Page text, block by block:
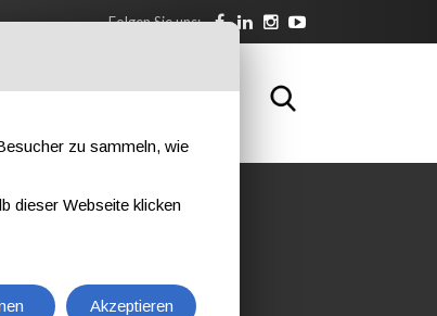
Folgen Sie uns:
KONTAKTIEREN SIE UNS
zu sammeln, wie
dieser Webseite klicken
Akzeptieren